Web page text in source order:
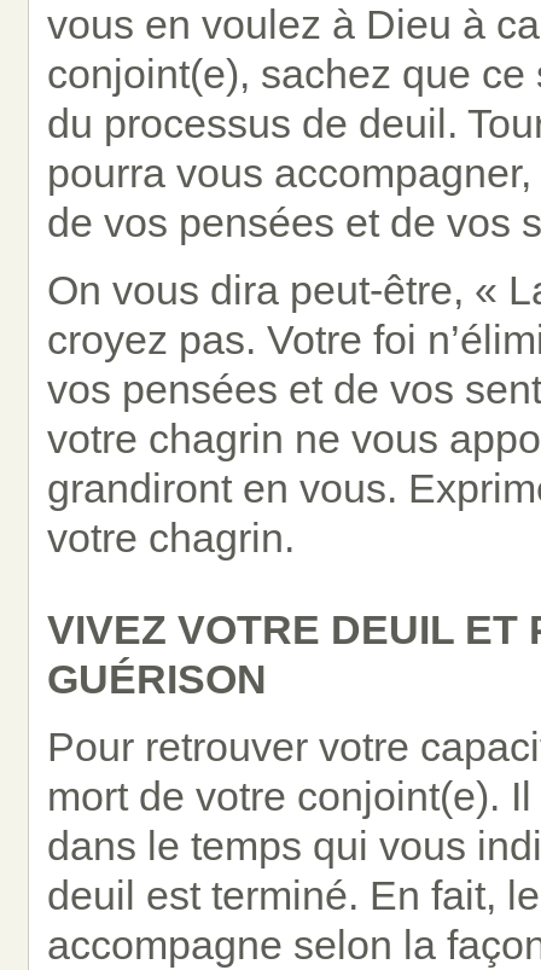
vous en voulez à Dieu à
conjoint(e), sachez que
du processus de deuil.
pourra vous
de vos pensées et de vos
On vous dira peut-être, «
croyez pas. Votre foi
vos pensées et de vos
votre chagrin ne vous
grandiront en vous.
votre chagrin.
VIVEZ VOTRE DEUIL ET
GUÉRISON
Pour retrouver votre
mort de votre conjoint(e).
dans le temps qui vous
deuil est terminé. En fait,
accompagne selon la